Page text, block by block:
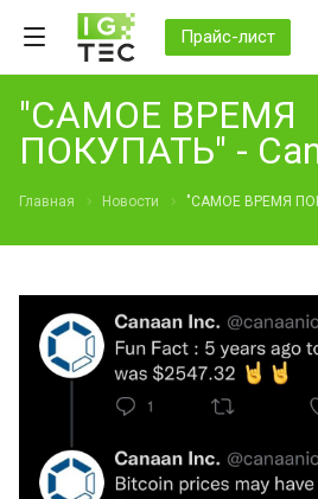
Прайс-лист
"САМОЕ ВРЕМЯ
ПОКУПАТЬ" -
Главная Новости "САМОЕ ВРЕМЯ